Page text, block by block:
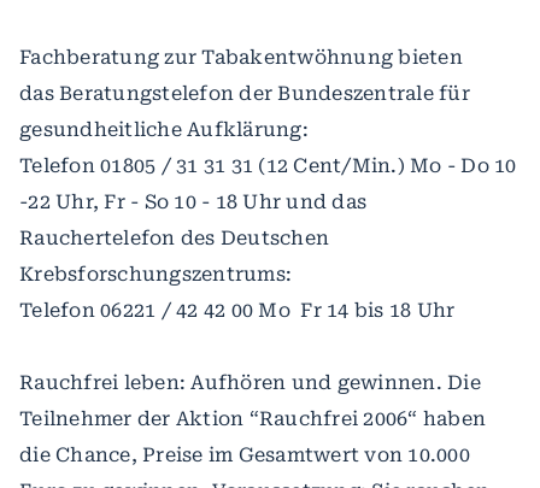
Fachberatung zur Tabakentwöhnung bieten
das Beratungstelefon der Bundeszentrale für
gesundheitliche Aufklärung:
Telefon 01805 / 31 31 31 (12 Cent/Min.) Mo - Do 10
-22 Uhr, Fr - So 10 - 18 Uhr und das
Rauchertelefon des Deutschen
Krebsforschungszentrums:
Telefon 06221 / 42 42 00 Mo ­ Fr 14 bis 18 Uhr
Rauchfrei leben: Aufhören und gewinnen. Die
Teilnehmer der Aktion “Rauchfrei 2006“ haben
die Chance, Preise im Gesamtwert von 10.000